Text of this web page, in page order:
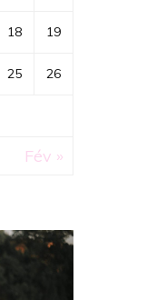
18 19
25 26
Fév »